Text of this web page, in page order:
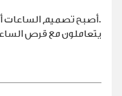
.أصبح تصميم الساعات
يتعاملون مع قرص